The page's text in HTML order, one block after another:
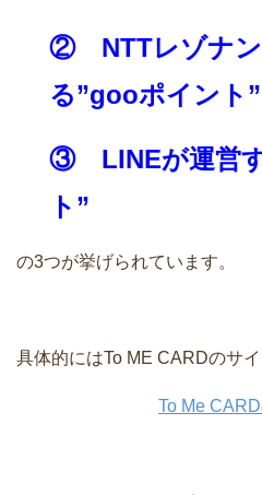
② NTTレゾナン
る”gooポイント”
③ LINEが運営
ト”
の3つが挙げられています。
具体的にはTo ME CARDのサ
To Me